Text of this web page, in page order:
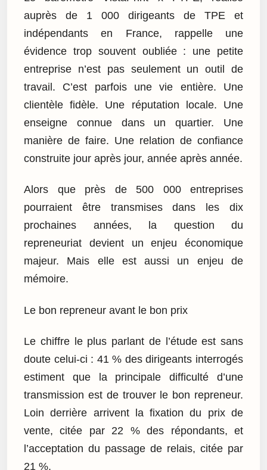
auprès de 1 000 dirigeants de TPE et
indépendants en France, rappelle une
évidence trop souvent oubliée : une petite
entreprise n’est pas seulement un outil de
travail. C’est parfois une vie entière. Une
clientèle fidèle. Une réputation locale. Une
enseigne connue dans un quartier. Une
manière de faire. Une relation de confiance
construite jour après jour, année après année.
Alors que près de 500 000 entreprises
pourraient être transmises dans les dix
prochaines années, la question du
repreneuriat devient un enjeu économique
majeur. Mais elle est aussi un enjeu de
mémoire.
Le bon repreneur avant le bon prix
Le chiffre le plus parlant de l’étude est sans
doute celui-ci : 41 % des dirigeants interrogés
estiment que la principale difficulté d’une
transmission est de trouver le bon repreneur.
Loin derrière arrivent la fixation du prix de
vente, citée par 22 % des répondants, et
l’acceptation du passage de relais, citée par
21 %.